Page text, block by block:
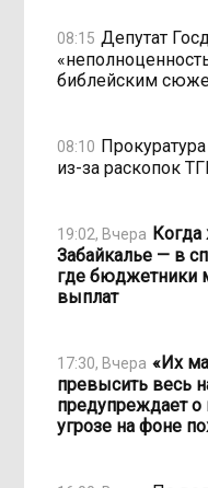
08:15 Депутат
библейским
08:10
из-за раскопок
19:02, Вчера Когда
Забайкалье — в
где бюджетники
выплат
17:30, Вчера «Их
превысить весь
предупреждает о
угрозе на фоне